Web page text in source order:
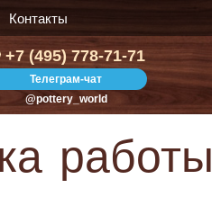
Контакты
+7 (495) 778-71-71
Телеграм-чат
@pottery_world
работы